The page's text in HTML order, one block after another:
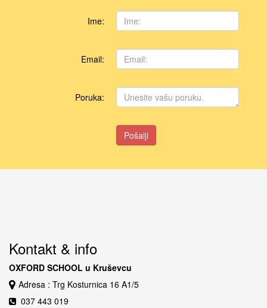
Ime:
Email:
Poruka:
Pošalji
Kontakt & info
OXFORD SCHOOL u Kruševcu
Adresa : Trg Kosturnica 16 A1/5
037 443 019